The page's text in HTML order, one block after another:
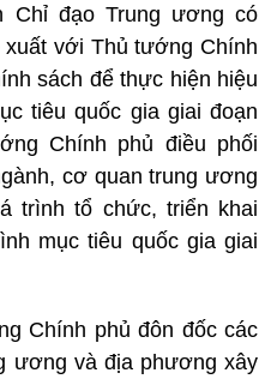
Chỉ đạo Trung ương có
với Thủ tướng Chính
sách để thực hiện hiệu
tiêu quốc gia giai đoạn
Chính phủ điều phối
cơ quan trung ương
trình tổ chức, triển khai
mục tiêu quốc gia giai
Chính phủ đôn đốc các
ương và địa phương xây